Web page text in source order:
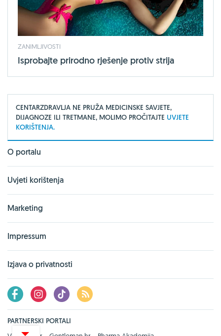
ZANIMLJIVOSTI
Isprobajte prirodno rješenje protiv strija
CENTARZDRAVLJA NE PRUŽA MEDICINSKE SAVJETE,
DIJAGNOZE ILI TRETMANE, MOLIMO PROČITAJTE UVJETE
KORIŠTENJA.
O portalu
Uvjeti korištenja
Marketing
Impressum
Izjava o privatnosti
PARTNERSKI PORTALI